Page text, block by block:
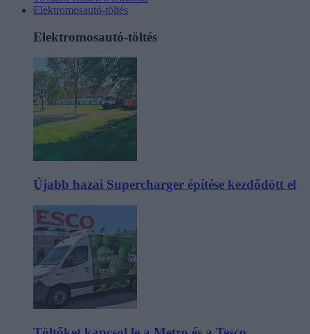
Elektromosautó-töltés
Elektromosautó-töltés
Újabb hazai Supercharger építése kezdődött el